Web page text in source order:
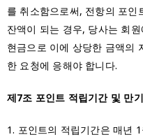
를 취소함으로써, 전항의 포인
잔액이 되는 경우, 당사는 회
현금으로 이에 상당한 금액의
한 요청에 응해야 합니다.
제7조 포인트 적립기간 및 만
1. 포인트의 적립기간은 매년